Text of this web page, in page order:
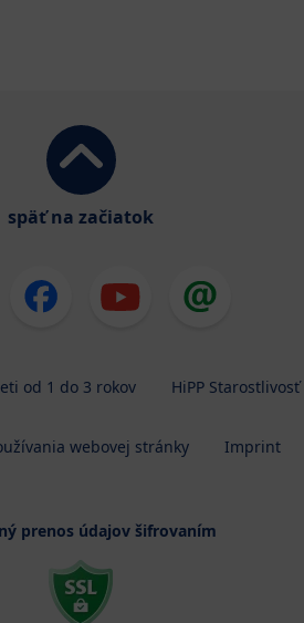
späť na začiatok
od 1 do 3 rokov HiPP Starostlivosť
webovej stránky Imprint
prenos údajov šifrovaním